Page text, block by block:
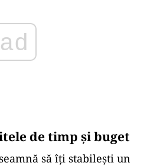
de timp și buget
să îți stabilești un